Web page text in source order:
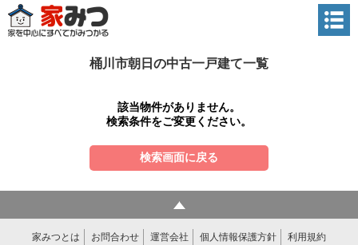
桶川市朝日の中古一戸建て一覧
該当物件がありません。
検索条件をご変更ください。
検索画面に戻る
家みつとは お問合わせ 運営会社 個人情報保護方針 利用規約